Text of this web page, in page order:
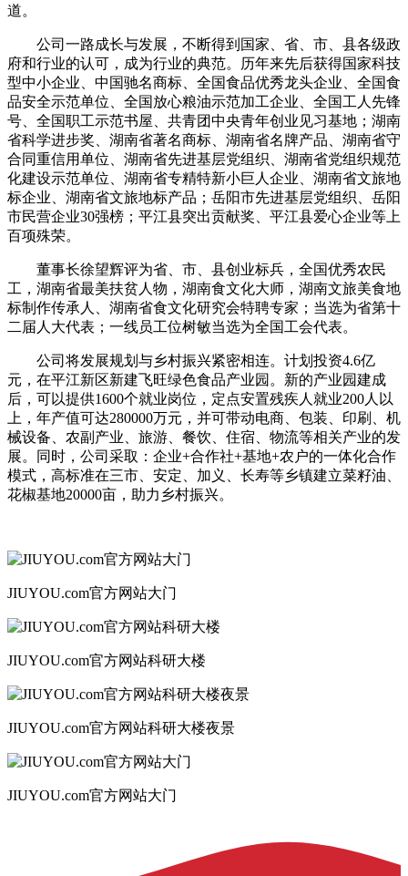
道。
公司一路成长与发展，不断得到国家、省、市、县各级政
府和行业的认可，成为行业的典范。历年来先后获得国家科技
型中小企业、中国驰名商标、全国食品优秀龙头企业、全国食
品安全示范单位、全国放心粮油示范加工企业、全国工人先锋
号、全国职工示范书屋、共青团中央青年创业见习基地；湖南
省科学进步奖、湖南省著名商标、湖南省名牌产品、湖南省守
合同重信用单位、湖南省先进基层党组织、湖南省党组织规范
化建设示范单位、湖南省专精特新小巨人企业、湖南省文旅地
标企业、湖南省文旅地标产品；岳阳市先进基层党组织、岳阳
市民营企业30强榜；平江县突出贡献奖、平江县爱心企业等上
百项殊荣。
董事长徐望辉评为省、市、县创业标兵，全国优秀农民
工，湖南省最美扶贫人物，湖南食文化大师，湖南文旅美食地
标制作传承人、湖南省食文化研究会特聘专家；当选为省第十
二届人大代表；一线员工位树敏当选为全国工会代表。
公司将发展规划与乡村振兴紧密相连。计划投资4.6亿
元，在平江新区新建飞旺绿色食品产业园。新的产业园建成
后，可以提供1600个就业岗位，定点安置残疾人就业200人以
上，年产值可达280000万元，并可带动电商、包装、印刷、机
械设备、农副产业、旅游、餐饮、住宿、物流等相关产业的发
展。同时，公司采取：企业+合作社+基地+农户的一体化合作
模式，高标准在三市、安定、加义、长寿等乡镇建立菜籽油、
花椒基地20000亩，助力乡村振兴。
JIUYOU.com官方网站大门
JIUYOU.com官方网站科研大楼
JIUYOU.com官方网站科研大楼夜景
JIUYOU.com官方网站大门